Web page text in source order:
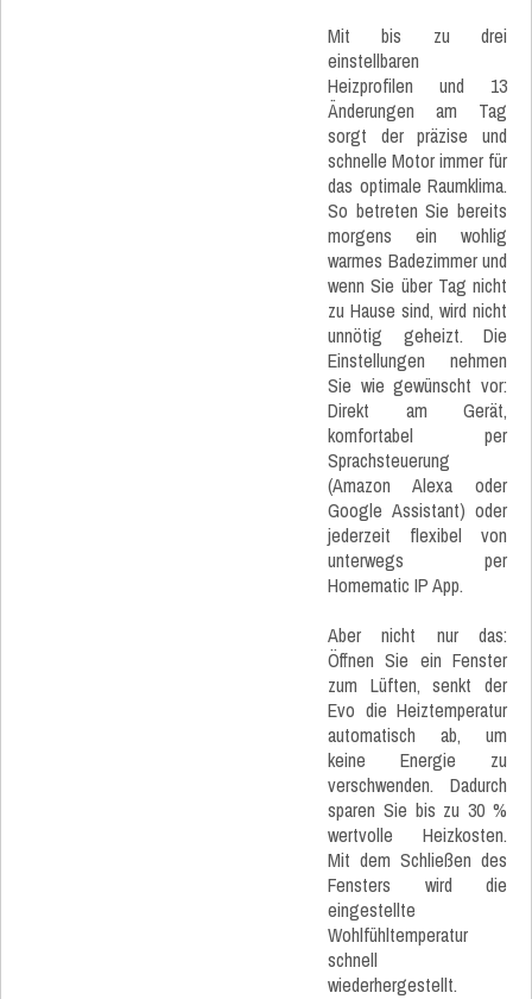
Mit bis zu drei
einstellbaren
Heizprofilen und 13
Änderungen am Tag
sorgt der präzise und
schnelle Motor immer für
das optimale Raumklima.
So betreten Sie bereits
morgens ein wohlig
warmes Badezimmer und
wenn Sie über Tag nicht
zu Hause sind, wird nicht
unnötig geheizt. Die
Einstellungen nehmen
Sie wie gewünscht vor:
Direkt am Gerät,
komfortabel per
Sprachsteuerung
(Amazon Alexa oder
Google Assistant) oder
jederzeit flexibel von
unterwegs per
Homematic IP App.
Aber nicht nur das:
Öffnen Sie ein Fenster
zum Lüften, senkt der
Evo die Heiztemperatur
automatisch ab, um
keine Energie zu
verschwenden. Dadurch
sparen Sie bis zu 30 %
wertvolle Heizkosten.
Mit dem Schließen des
Fensters wird die
eingestellte
Wohlfühltemperatur
schnell
wiederhergestellt.